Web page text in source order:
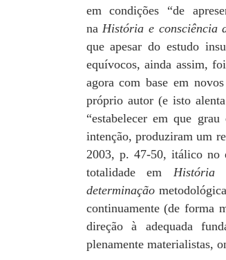
em condições “de
naHistória e consciência
que apesar do estudo
equívocos, ainda assim,
agora com base em
próprio autor (e isto
“estabelecer em que grau
intenção, produziram um
2003, p. 47-50, itálico no
totalidade emHistória
determinação
continuamente (de forma
direção à adequada
plenamente materialistas,